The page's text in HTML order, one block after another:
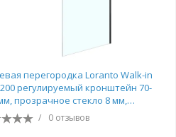
перегородка Loranto Walk-in
регулируемый кронштейн 70-
прозрачное стекло 8 мм,
черный матовый (CS-W04B-
/ 0 отзывов